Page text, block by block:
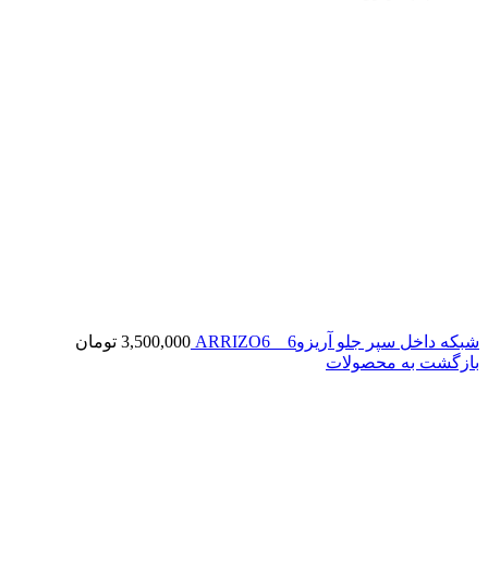
شبکه داخل سپر جلو آریزو6 _ ARRIZO6 3,500,000 تومان
بازگشت به محصولات